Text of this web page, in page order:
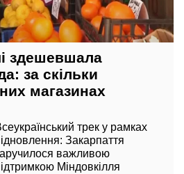
здешевшала
за скільки
магазинах
трек у рамках
Закарпаття
важливою
Міндовкілля